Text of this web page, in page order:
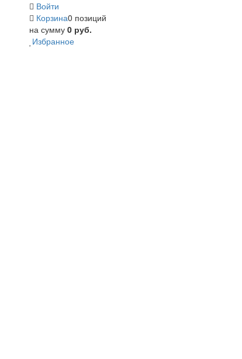
Войти
Корзина0 позиций
на сумму 0 руб.
Избранное